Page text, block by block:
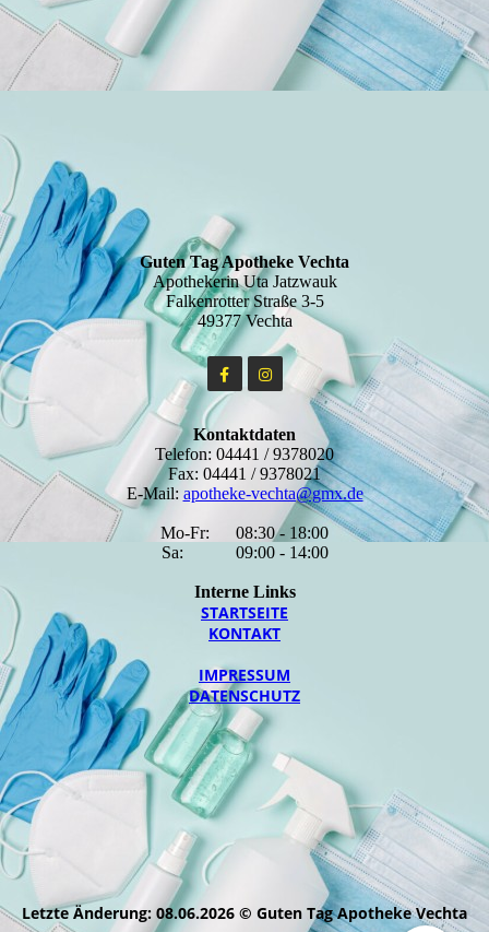
Guten Tag Apotheke Vechta
Apothekerin Uta Jatzwauk
Falkenrotter Straße 3-5
49377 Vechta
Kontaktdaten
Telefon: 04441 / 9378020
Fax: 04441 / 9378021
E-Mail: apotheke-vechta@gmx.de
Mo-Fr: 08:30 - 18:00
Sa: 09:00 - 14:00
Interne Links
STARTSEITE
KONTAKT
IMPRESSUM
DATENSCHUTZ
Letzte Änderung: 08.06.2026 © Guten Tag Apotheke Vechta